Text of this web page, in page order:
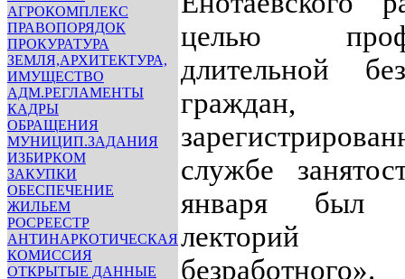
АГРОКОМПЛЕКС
ПРАВОПОРЯДОК
ПРОКУРАТУРА
ЗЕМЛЯ,АРХИТЕКТУРА,
ИМУЩЕСТВО
АДМ.РЕГЛАМЕНТЫ
КАДРЫ
ОБРАЩЕНИЯ
МУНИЦИП.ЗАДАНИЯ
ИЗБИРКОМ
ЗАКУПКИ
ОБЕСПЕЧЕНИЕ
ЖИЛЬЕМ
РОСРЕЕСТР
АНТИНАРКОТИЧЕСКАЯ
КОМИССИЯ
ОТКРЫТЫЕ ДАННЫЕ
целью
длительной
граждан,
службе
января был
лекторий